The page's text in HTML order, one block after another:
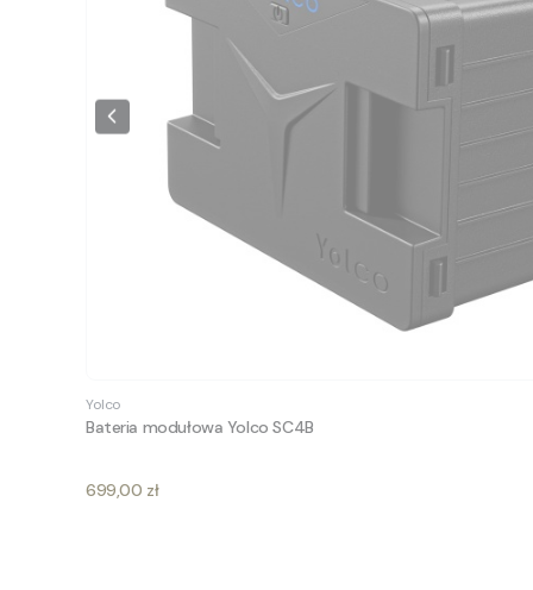
Yolco
Bateria modułowa Yolco SC4B
Cena
699,00 zł